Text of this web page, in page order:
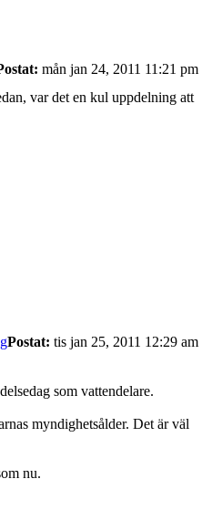
mån jan 24, 2011 11:21 pm
var det en kul uppdelning att
Postat: tis jan 25, 2011 12:29 am
som vattendelare.
myndighetsålder. Det är väl
nu.